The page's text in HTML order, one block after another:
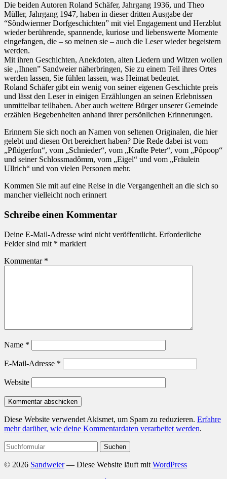
Die beiden Autoren Roland Schäfer, Jahrgang 1936, und Theo
Müller, Jahrgang 1947, haben in dieser dritten Ausgabe der
“Sôndwiermer Dorfgeschichten” mit viel Engagement und Herzblut
wieder berührende, spannende, kuriose und liebenswerte Momente
eingefangen, die – so meinen sie – auch die Leser wieder begeistern
werden.
Mit ihren Geschichten, Anekdoten, alten Liedern und Witzen wollen
sie ,,Ihnen” Sandweier näherbringen, Sie zu einem Teil ihres Ortes
werden lassen, Sie fühlen lassen, was Heimat bedeutet.
Roland Schäfer gibt ein wenig von seiner eigenen Geschichte preis
und lässt den Leser in einigen Erzählungen an seinen Erlebnissen
unmittelbar teilhaben. Aber auch weitere Bürger unserer Gemeinde
erzählen Begebenheiten anhand ihrer persönlichen Erinnerungen.
Erinnern Sie sich noch an Namen von seltenen Originalen, die hier
gelebt und diesen Ort bereichert haben? Die Rede dabei ist vom
„Pflügerfon“, vom „Schnieder“, vom „Krafte Peter“, vom „Pôpoop“
und seiner Schlossmadômm, vom „Eigel“ und vom „Fräulein
Ullrich“ und von vielen Personen mehr.
Kommen Sie mit auf eine Reise in die Vergangenheit an die sich so
mancher vielleicht noch erinnert
Schreibe einen Kommentar
Deine E-Mail-Adresse wird nicht veröffentlicht. Erforderliche
Felder sind mit * markiert
Kommentar *
Name *
E-Mail-Adresse *
Website
Diese Website verwendet Akismet, um Spam zu reduzieren. Erfahre
mehr darüber, wie deine Kommentardaten verarbeitet werden.
Suchen
nach:
© 2026 Sandweier— Diese Website läuft mit WordPress